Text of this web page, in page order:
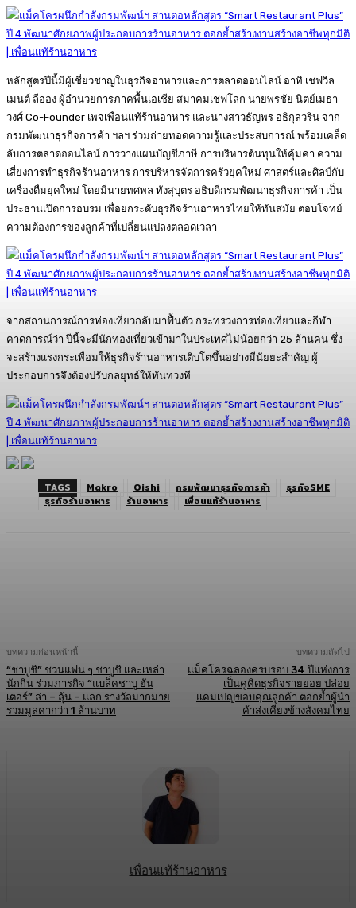
หลักสูตรปีนี้มีผู้เชี่ยวชาญในธุรกิจอาหารและการตลาดออนไลน์ อาทิ เชฟวิล
เมนต์ ลีออง ผู้อำนวยการภาคพื้นเอเชีย สมาคมเชฟโลก นายพรชัย นิตย์เมธา
วงศ์ Co-Founder เพจเพื่อนแท้ร้านอาหาร และนางสาวธัญพร อธิกุลวริน จาก
กรมพัฒนาธุรกิจการค้า ฯลฯ ร่วมถ่ายทอดความรู้และประสบการณ์ พร้อมเคล็ด
ลับการตลาดออนไลน์ การวางแผนบัญชีภาษี การบริหารต้นทุนให้คุ้มค่า ความ
เสี่ยงการทำธุรกิจร้านอาหาร การบริหารจัดการครัวยุคใหม่ ศาสตร์และศิลป์กับ
เครื่องดื่มยุคใหม่ โดยมีนายทศพล ทังสุบุตร อธิบดีกรมพัฒนาธุรกิจการค้า เป็น
ประธานเปิดการอบรม เพื่อยกระดับธุรกิจร้านอาหารไทยให้ทันสมัย ตอบโจทย์
ความต้องการของลูกค้าที่เปลี่ยนแปลงตลอดเวลา
จากสถานการณ์การท่องเที่ยวกลับมาฟื้นตัว กระทรวงการท่องเที่ยวและกีฬา
คาดการณ์ว่า ปีนี้จะมีนักท่องเที่ยวเข้ามาในประเทศไม่น้อยกว่า 25 ล้านคน ซึ่ง
จะสร้างแรงกระเพื่อมให้ธุรกิจร้านอาหารเติบโตขึ้นอย่างมีนัยยะสำคัญ ผู้
ประกอบการจึงต้องปรับกลยุทธ์ให้ทันท่วงที
TAGS Makro Oishi กรมพัฒนาธุรกิจการค้า
ธุรกิจSME
ธุรกิจร้านอาหาร
ร้านอาหาร เพื่อนแท้ร้านอาหาร
บทความก่อนหน้านี้
“ชาบูชิ” ชวนแฟน ๆ ชาบูชิ และเหล่า
นักกิน ร่วมภารกิจ “แบล็คชาบู ฮัน
เตอร์” ล่า – ลุ้น – แลก รางวัลมากมาย
รวมมูลค่ากว่า 1 ล้านบาท
บทความถัดไป
แม็คโครฉลองครบรอบ 34 ปีแห่งการ
เป็นคู่คิดธุรกิจรายย่อย ปล่อย
แคมเปญขอบคุณลูกค้า ตอกย้ำผู้นำ
ค้าส่งเคียงข้างสังคมไทย
เพื่อนแท้ร้านอาหาร